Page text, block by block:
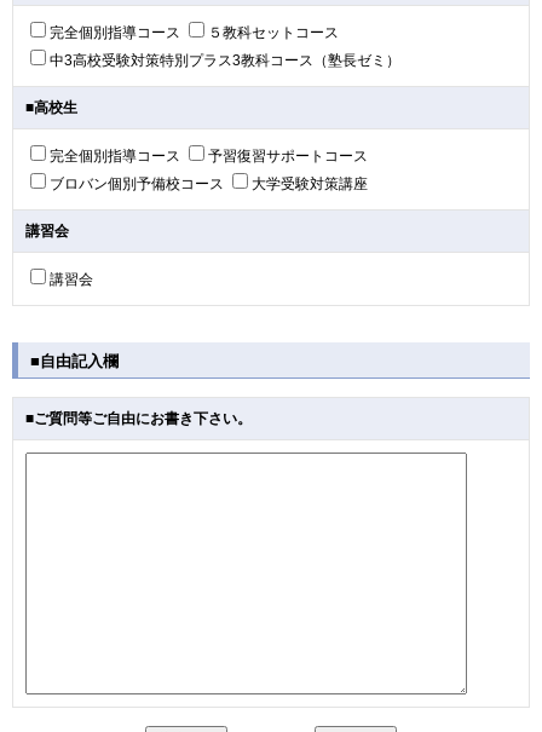
完全個別指導コース
５教科セットコース
中3高校受験対策特別プラス3教科コース（塾長ゼミ）
■高校生
完全個別指導コース
予習復習サポートコース
ブロバン個別予備校コース
大学受験対策講座
講習会
講習会
■自由記入欄
■ご質問等ご自由にお書き下さい。